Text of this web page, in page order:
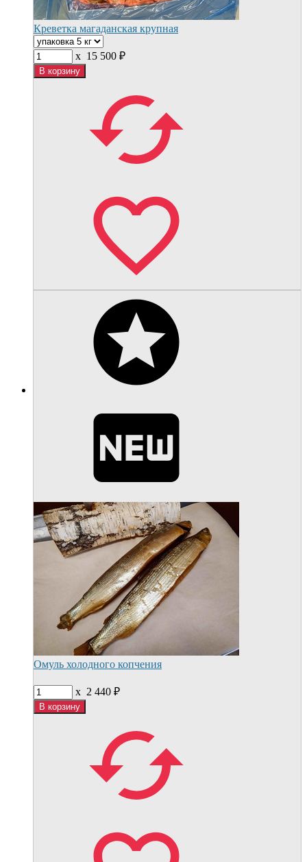
Креветка магаданская крупная
x 15 500 ₽
Омуль холодного копчения
x 2 440 ₽